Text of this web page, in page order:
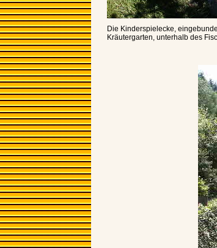
Die Kinderspielecke,
Kräutergarten, unterhalb des